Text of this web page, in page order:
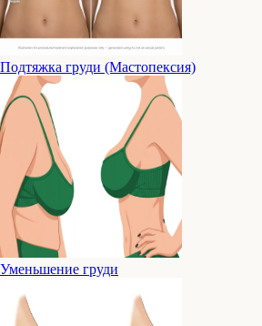
Подтяжка груди (Мастопексия)
Уменьшение груди